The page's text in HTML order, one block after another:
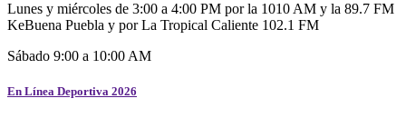
Lunes y miércoles de 3:00 a 4:00 PM por la 1010 AM y la 89.7 FM
KeBuena Puebla y por La Tropical Caliente 102.1 FM
Sábado 9:00 a 10:00 AM
En Línea Deportiva 2026